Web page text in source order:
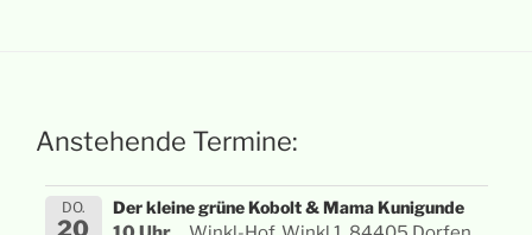
Anstehende Termine:
DO.
20
Der kleine grüne Kobolt & Mama Kunigunde